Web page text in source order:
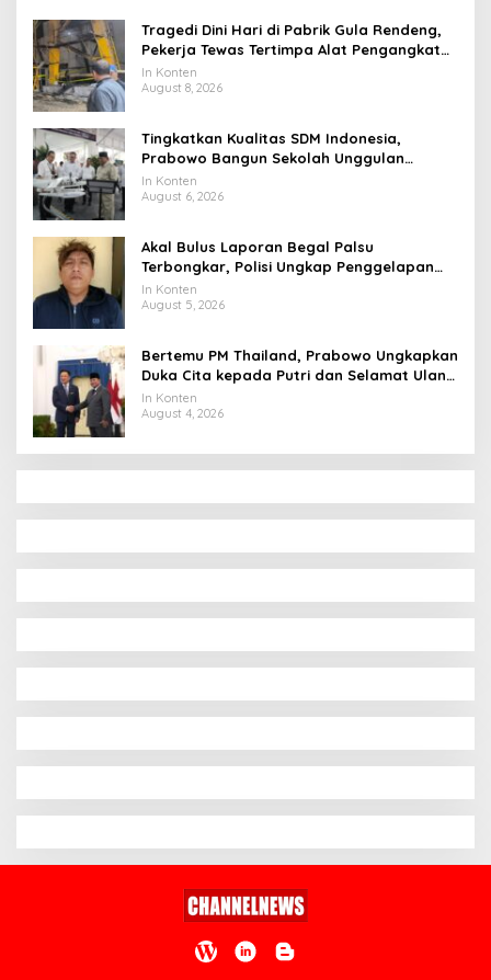
Tragedi Dini Hari di Pabrik Gula Rendeng,
Pekerja Tewas Tertimpa Alat Pengangkat
Tebu
In Konten
August 8, 2026
Tingkatkan Kualitas SDM Indonesia,
Prabowo Bangun Sekolah Unggulan
hingga Undang Universitas Terbaik Dunia
In Konten
August 6, 2026
Akal Bulus Laporan Begal Palsu
Terbongkar, Polisi Ungkap Penggelapan
Uang Perusahaan untuk Crypto
In Konten
August 5, 2026
Bertemu PM Thailand, Prabowo Ungkapkan
Duka Cita kepada Putri dan Selamat Ulang
Tahun ke Raja Thailand
In Konten
August 4, 2026